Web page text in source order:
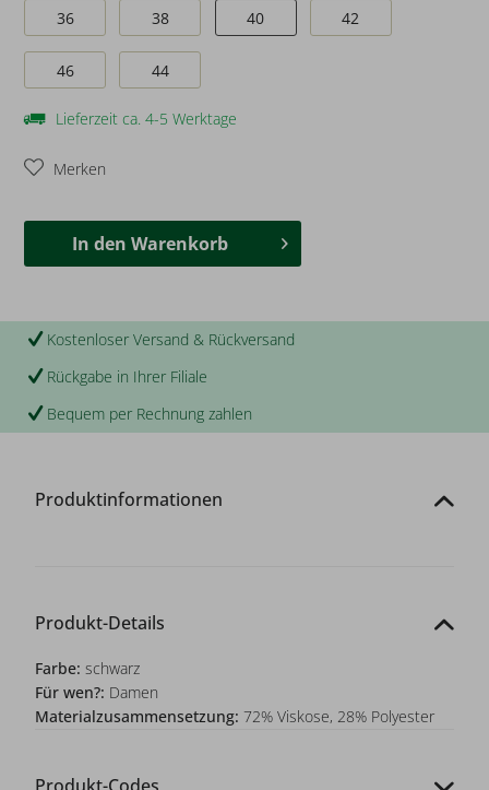
36
38 40 42
46 44
Lieferzeit ca. 4-5 Werktage
Merken
In den Warenkorb
Kostenloser Versand & Rückversand
Rückgabe in Ihrer Filiale
Bequem per Rechnung zahlen
Produktinformationen
Produkt-Details
Farbe:schwarz
Für wen?: Damen
Materialzusammensetzung: 72% Viskose, 28% Polyester